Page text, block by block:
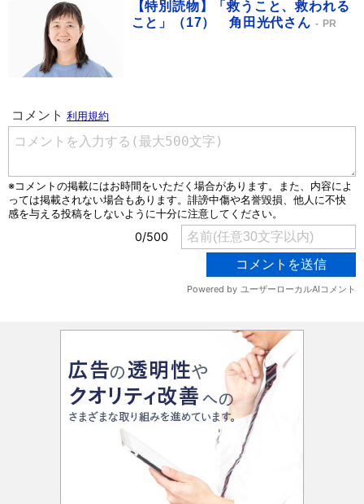
【特別読物】「救うこと、救われる
こと」（17） 角田光代さん
PR